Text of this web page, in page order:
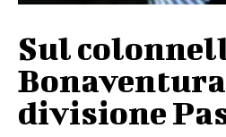
Sul
divisione